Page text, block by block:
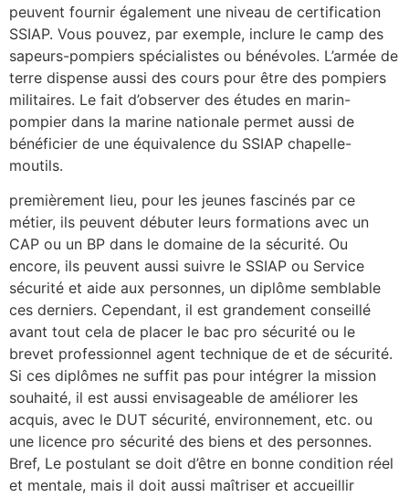
peuvent fournir également une niveau de certification
SSIAP. Vous pouvez, par exemple, inclure le camp des
sapeurs-pompiers spécialistes ou bénévoles. L’armée de
terre dispense aussi des cours pour être des pompiers
militaires. Le fait d’observer des études en marin-
pompier dans la marine nationale permet aussi de
bénéficier de une équivalence du SSIAP chapelle-
moutils.
premièrement lieu, pour les jeunes fascinés par ce
métier, ils peuvent débuter leurs formations avec un
CAP ou un BP dans le domaine de la sécurité. Ou
encore, ils peuvent aussi suivre le SSIAP ou Service
sécurité et aide aux personnes, un diplôme semblable
ces derniers. Cependant, il est grandement conseillé
avant tout cela de placer le bac pro sécurité ou le
brevet professionnel agent technique de et de sécurité.
Si ces diplômes ne suffit pas pour intégrer la mission
souhaité, il est aussi envisageable de améliorer les
acquis, avec le DUT sécurité, environnement, etc. ou
une licence pro sécurité des biens et des personnes.
Bref, Le postulant se doit d’être en bonne condition réel
et mentale, mais il doit aussi maîtriser et accueillir